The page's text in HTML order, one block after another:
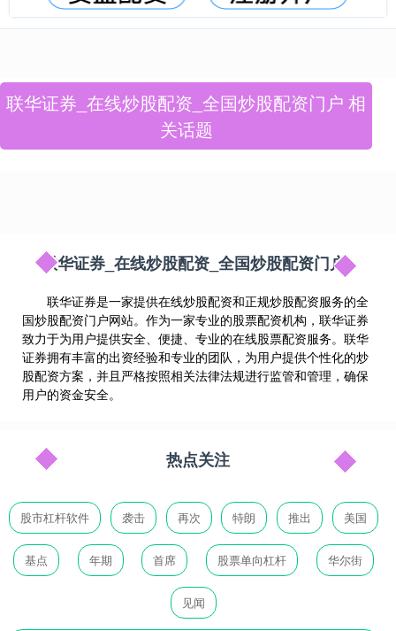
联华证券_在线炒股配资_全国炒股配资门户 相
关话题
联华证券_在线炒股配资_全国炒股配资门户
联华证券是一家提供在线炒股配资和正规炒股配资服务的全
国炒股配资门户网站。作为一家专业的股票配资机构，联华证券
致力于为用户提供安全、便捷、专业的在线股票配资服务。联华
证券拥有丰富的出资经验和专业的团队，为用户提供个性化的炒
股配资方案，并且严格按照相关法律法规进行监管和管理，确保
用户的资金安全。
热点关注
股市杠杆软件 袭击 再次 特朗 推出 美国
基点 年期 首席 股票单向杠杆 华尔街
见闻